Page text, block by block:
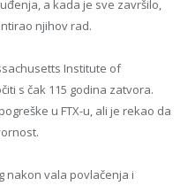
a kada je sve završilo,
njihov rad.
Institute of
s čak 115 godina zatvora.
u FTX-u, ali je rekao da
nakon vala povlačenja i